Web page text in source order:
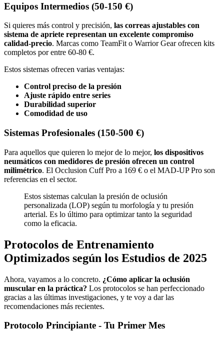
Equipos Intermedios (50-150 €)
Si quieres más control y precisión, las correas ajustables con
sistema de apriete representan un excelente compromiso
calidad-precio. Marcas como TeamFit o Warrior Gear ofrecen kits
completos por entre 60-80 €.
Estos sistemas ofrecen varias ventajas:
Control preciso de la presión
Ajuste rápido entre series
Durabilidad superior
Comodidad de uso
Sistemas Profesionales (150-500 €)
Para aquellos que quieren lo mejor de lo mejor, los dispositivos
neumáticos con medidores de presión ofrecen un control
milimétrico. El Occlusion Cuff Pro a 169 € o el MAD-UP Pro son
referencias en el sector.
Estos sistemas calculan la presión de oclusión
personalizada (LOP) según tu morfología y tu presión
arterial. Es lo último para optimizar tanto la seguridad
como la eficacia.
Protocolos de Entrenamiento
Optimizados según los Estudios de 2025
Ahora, vayamos a lo concreto. ¿Cómo aplicar la oclusión
muscular en la práctica? Los protocolos se han perfeccionado
gracias a las últimas investigaciones, y te voy a dar las
recomendaciones más recientes.
Protocolo Principiante - Tu Primer Mes